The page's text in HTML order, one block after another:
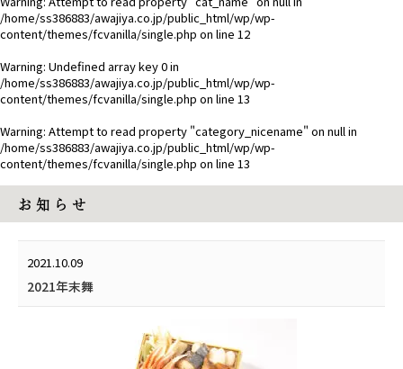
/home/ss386883/awajiya.co.jp/public_html/wp/wp-
content/themes/fcvanilla/single.php on line 12
Warning: Undefined array key 0 in
/home/ss386883/awajiya.co.jp/public_html/wp/wp-
content/themes/fcvanilla/single.php on line 13
Warning: Attempt to read property "category_nicename" on null in
/home/ss386883/awajiya.co.jp/public_html/wp/wp-
content/themes/fcvanilla/single.php on line 13
お 知 ら せ
2021.10.09
2021年末舞